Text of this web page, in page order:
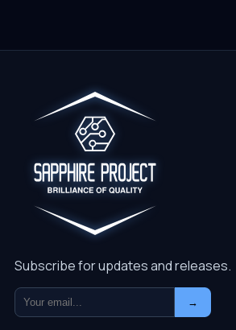
Subscribe for updates and releases.
→